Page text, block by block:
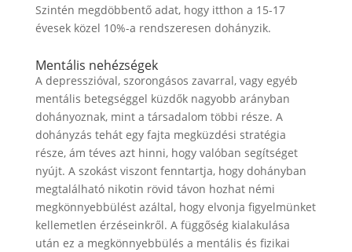
Szintén megdöbbentő adat, hogy itthon a 15-17
évesek közel 10%-a rendszeresen dohányzik.
Mentális nehézségek
A depresszióval, szorongásos zavarral, vagy egyéb
mentális betegséggel küzdők nagyobb arányban
dohányoznak, mint a társadalom többi része. A
dohányzás tehát egy fajta megküzdési stratégia
része, ám téves azt hinni, hogy valóban segítséget
nyújt. A szokást viszont fenntartja, hogy dohányban
megtalálható nikotin rövid távon hozhat némi
megkönnyebbülést azáltal, hogy elvonja figyelmünket
kellemetlen érzéseinkről. A függőség kialakulása
után ez a megkönnyebbülés a mentális és fizikai